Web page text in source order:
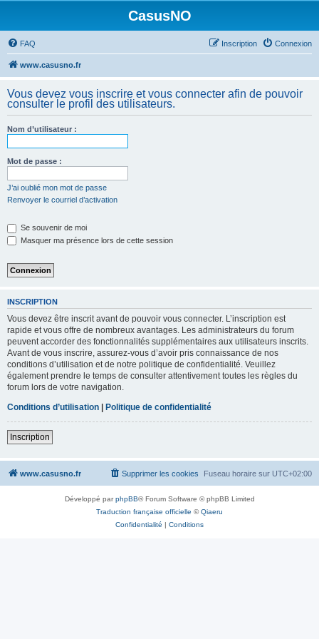
CasusNO
FAQ Connexion
Inscription
www.casusno.fr
Vous devez vous inscrire et vous connecter afin de pouvoir
consulter le profil des utilisateurs.
Nom d’utilisateur :
Mot de passe :
J’ai oublié mon mot de passe
Renvoyer le courriel d’activation
Se souvenir de moi
Masquer ma présence lors de cette session
INSCRIPTION
Vous devez être inscrit avant de pouvoir vous connecter. L’inscription est
rapide et vous offre de nombreux avantages. Les administrateurs du forum
peuvent accorder des fonctionnalités supplémentaires aux utilisateurs inscrits.
Avant de vous inscrire, assurez-vous d’avoir pris connaissance de nos
conditions d’utilisation et de notre politique de confidentialité. Veuillez
également prendre le temps de consulter attentivement toutes les règles du
forum lors de votre navigation.
Conditions d’utilisation | Politique de confidentialité
Inscription
www.casusno.fr Fuseau horaire sur UTC+02:00
Supprimer les cookies
Développé parphpBB® Forum Software © phpBB Limited
Traduction française officielle ©Qiaeru
Confidentialité | Conditions